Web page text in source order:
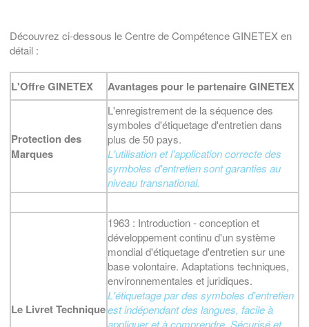
Découvrez ci-dessous le Centre de Compétence GINETEX en
détail :
L'Offre GINETEX Avantages pour le partenaire GINETEX
Protection des
Marques
L'enregistrement de la séquence des
symboles d'étiquetage d'entretien dans
plus de 50 pays.
L'utilisation et l'application correcte des
symboles d'entretien sont garanties au
niveau transnational.
Le Livret Technique
1963 : Introduction - conception et
développement continu d'un système
mondial d'étiquetage d'entretien sur une
base volontaire. Adaptations techniques,
environnementales et juridiques.
L'étiquetage par des symboles d'entretien
est indépendant des langues, facile à
appliquer et à comprendre. Sécurisé et